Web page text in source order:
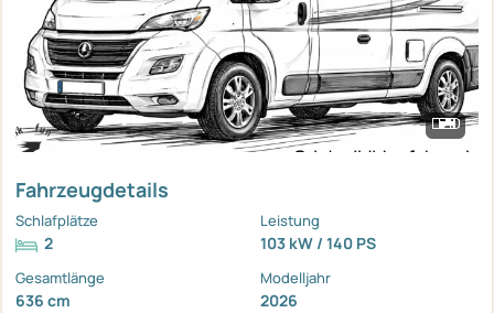
Fahrzeugdetails
Schlafplätze
2
Leistung
103 kW / 140 PS
Gesamtlänge
636 cm
Modelljahr
2026